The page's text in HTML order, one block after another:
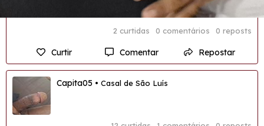
2 curtidas 0 comentários 0 reposts
Curtir Comentar Repostar
Capita05 • Casal de São Luís